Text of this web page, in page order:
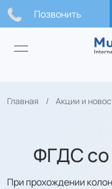
Позвонить
Главная Акции и
ФГДС со
При прохождении